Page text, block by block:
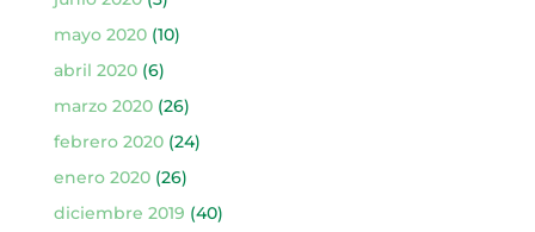
mayo 2020(10)
abril 2020(6)
marzo 2020(26)
febrero 2020(24)
enero 2020(26)
diciembre 2019 (40)